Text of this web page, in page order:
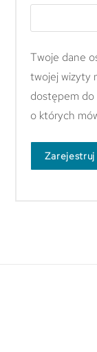
Twoje dane
twojej wizyty
dostępem
o których
Zarejestruj